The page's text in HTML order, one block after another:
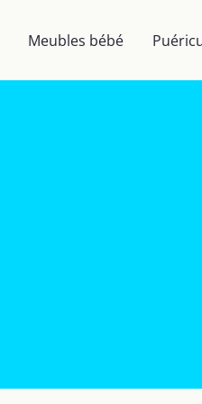
Meubles bébé